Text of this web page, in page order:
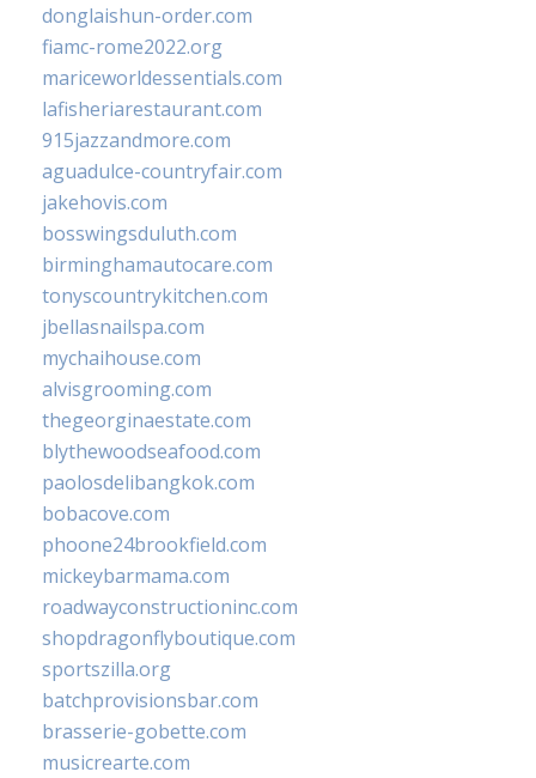
donglaishun-order.com
fiamc-rome2022.org
mariceworldessentials.com
lafisheriarestaurant.com
915jazzandmore.com
aguadulce-countryfair.com
jakehovis.com
bosswingsduluth.com
birminghamautocare.com
tonyscountrykitchen.com
jbellasnailspa.com
mychaihouse.com
alvisgrooming.com
thegeorginaestate.com
blythewoodseafood.com
paolosdelibangkok.com
bobacove.com
phoone24brookfield.com
mickeybarmama.com
roadwayconstructioninc.com
shopdragonflyboutique.com
sportszilla.org
batchprovisionsbar.com
brasserie-gobette.com
musicrearte.com